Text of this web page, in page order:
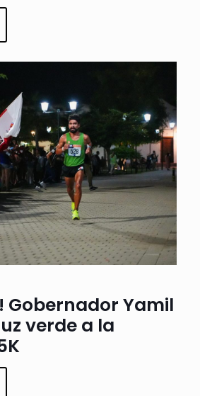
Gobernador Yamil
verde a la